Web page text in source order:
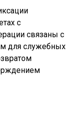
с
связаны с
для служебных